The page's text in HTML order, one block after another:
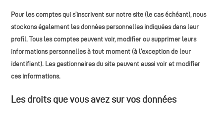
Pour les comptes qui s’inscrivent sur notre site (le cas échéant), nous
stockons également les données personnelles indiquées dans leur
profil. Tous les comptes peuvent voir, modifier ou supprimer leurs
informations personnelles à tout moment (à l’exception de leur
identifiant). Les gestionnaires du site peuvent aussi voir et modifier
ces informations.
Les droits que vous avez sur vos données